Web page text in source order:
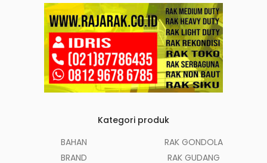
Kategori produk
BAHAN
BRAND
RAK GONDOLA
RAK GUDANG